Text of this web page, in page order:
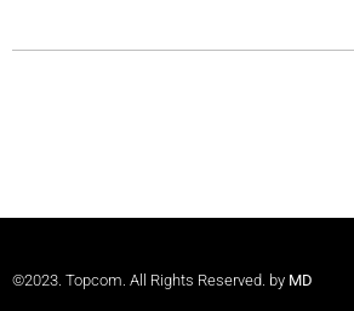
©2023. Topcom. All Rights Reserved. by MD